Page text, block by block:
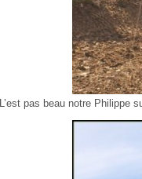
L’est pas beau notre Philippe